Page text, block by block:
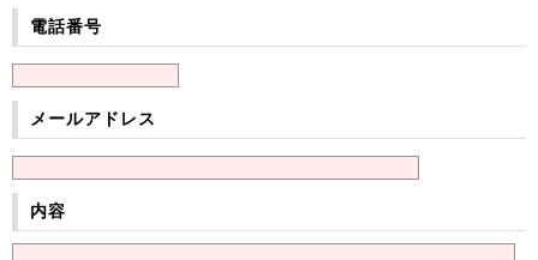
電話番号
メールアドレス
内容